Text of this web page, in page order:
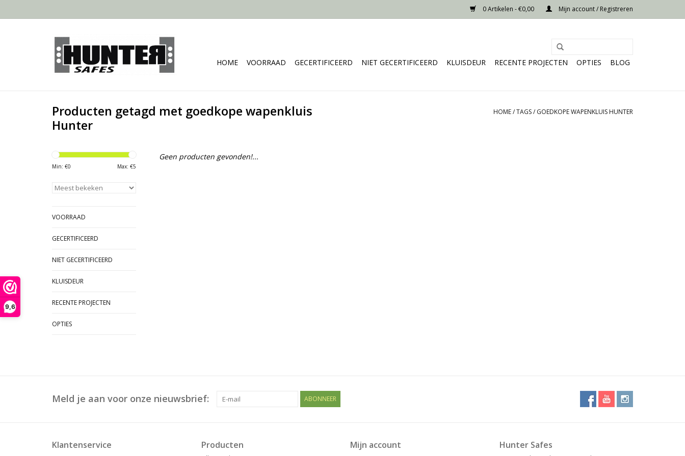
9,6
0 Artikelen - €0,00 Mijn account / Registreren
HOME VOORRAAD GECERTIFICEERD NIET GECERTIFICEERD KLUISDEUR RECENTE PROJECTEN OPTIES BLOG
Producten getagd met goedkope wapenkluis
Hunter
HOME/TAGS/ GOEDKOPE WAPENKLUIS HUNTER
Min: €0 Max: €5
VOORRAAD
GECERTIFICEERD
NIET GECERTIFICEERD
KLUISDEUR
RECENTE PROJECTEN
OPTIES
Geen producten gevonden!...
Meld je aan voor onze nieuwsbrief: ABONNEER
Klantenservice Producten Mijn account Hunter Safes